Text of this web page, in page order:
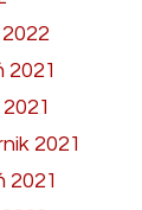
2021
2021
2021